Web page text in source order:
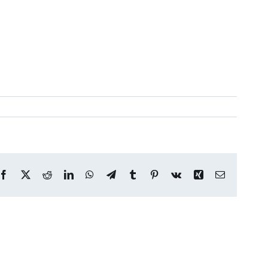
Facebook
X RedditLinkedInWhatsApp
TelegramTumblr Pinterest
Vk Xing Correo